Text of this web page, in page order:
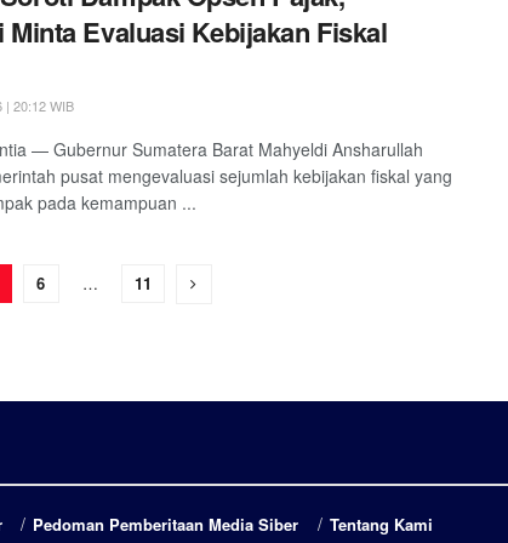
Minta Evaluasi Kebijakan Fiskal
20:12 WIB
— Gubernur Sumatera Barat Mahyeldi Ansharullah
pusat mengevaluasi sejumlah kebijakan fiskal yang
pada kemampuan ...
6 … 11
Pedoman Pemberitaan Media Siber Tentang Kami